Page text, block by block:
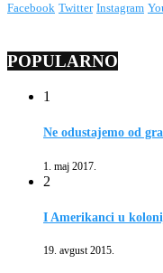
Facebook Twitter Instagram
POPULARNO
1
Ne odustajemo od
1. maj 2017.
2
I Amerikanci u
19. avgust 2015.